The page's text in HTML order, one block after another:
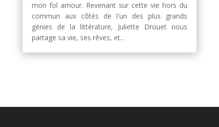
mon fol amour. Revenant sur cette vie hors du
commun aux côtés de l'un des plus grands
génies de la littérature, Juliette Drouet nous
partage sa vie, ses rêves, et...